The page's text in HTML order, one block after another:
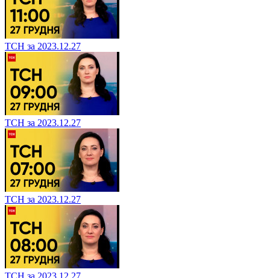
ТСН за 2023.12.27
ТСН за 2023.12.27
ТСН за 2023.12.27
ТСН за 2023.12.27